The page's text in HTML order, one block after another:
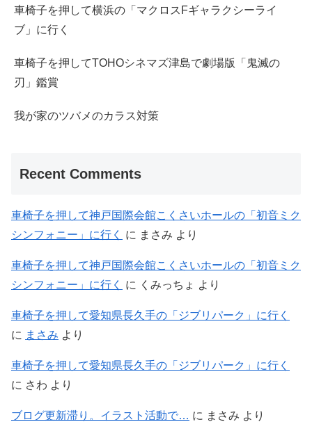
車椅子を押して横浜の「マクロスFギャラクシーライ
ブ」に行く
車椅子を押してTOHOシネマズ津島で劇場版「鬼滅の
刃」鑑賞
我が家のツバメのカラス対策
Recent Comments
車椅子を押して神戸国際会館こくさいホールの「初音ミク
シンフォニー」に行く
に まさみ より
車椅子を押して神戸国際会館こくさいホールの「初音ミク
シンフォニー」に行く
に くみっちょ より
車椅子を押して愛知県長久手の「ジブリパーク」に行く
に まさみ より
車椅子を押して愛知県長久手の「ジブリパーク」に行く
に さわ より
ブログ更新滞り。イラスト活動で… に まさみ より